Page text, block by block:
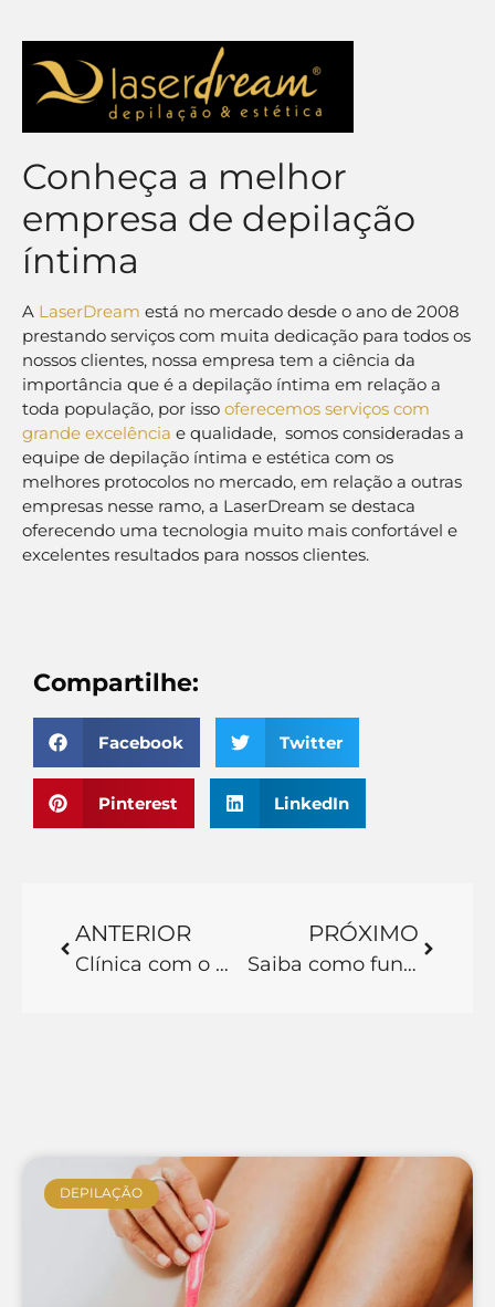
Conheça a melhor
empresa de depilação
íntima
A LaserDream está no mercado desde o ano de 2008
prestando serviços com muita dedicação para todos os
nossos clientes, nossa empresa tem a ciência da
importância que é a depilação íntima em relação a
toda população, por isso oferecemos serviços com
grande excelência e qualidade, somos consideradas a
equipe de depilação íntima e estética com os
melhores protocolos no mercado, em relação a outras
empresas nesse ramo, a LaserDream se destaca
oferecendo uma tecnologia muito mais confortável e
excelentes resultados para nossos clientes.
Compartilhe:
Facebook Twitter
Pinterest LinkedIn
ANTERIOR
Clínica com o melhor preço do brasil em depilação a laser: Conheça a melhor alternativa da atualidade!
PRÓXIMO
Saiba como funciona o preço depilação a laser
DEPILAÇÃO